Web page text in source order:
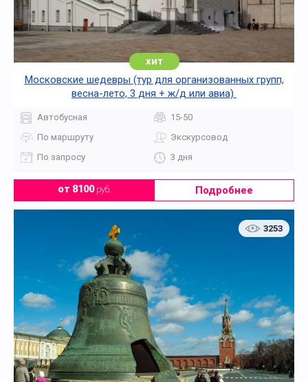
хит
Московские шедевры (тур для организованных групп,
весна-лето, 3 дня + ж/д или авиа)
Автобусная
15-50
По маршруту
Экскурсовод
По запросу
3 дня
от 8100руб. Подробнее
3253